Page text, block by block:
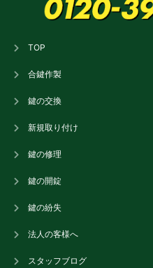
TOP
合鍵作製
鍵の交換
新規取り付け
鍵の修理
鍵の開錠
鍵の紛失
法人の客様へ
スタッフブログ